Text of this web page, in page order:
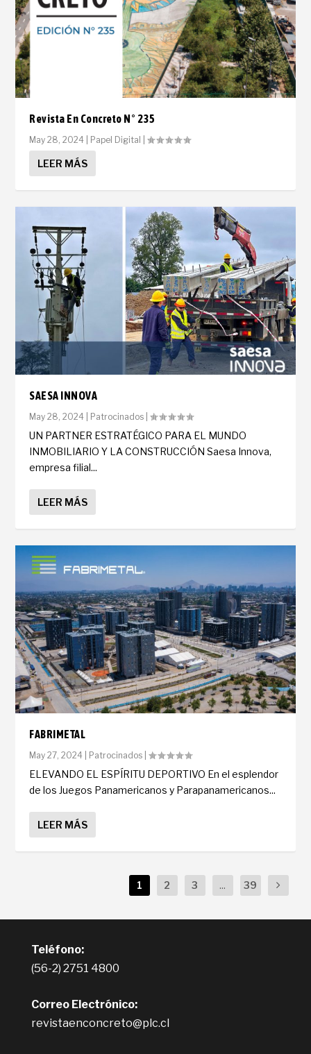
Revista En Concreto N° 235
May 28, 2024 Papel Digital |
LEER MÁS
SAESA INNOVA
May 28, 2024 Patrocinados |
UN PARTNER ESTRATÉGICO PARA EL MUNDO
INMOBILIARIO Y LA CONSTRUCCIÓN Saesa Innova,
empresa filial...
LEER MÁS
FABRIMETAL
May 27, 2024 Patrocinados |
ELEVANDO EL ESPÍRITU DEPORTIVO En el esplendor
de los Juegos Panamericanos y Parapanamericanos...
LEER MÁS
1 2 3 ... 39
Teléfono:
(56-2) 2751 4800
Correo Electrónico:
revistaenconcreto@plc.cl